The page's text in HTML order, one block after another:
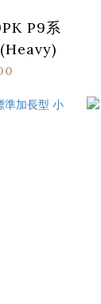
P9系